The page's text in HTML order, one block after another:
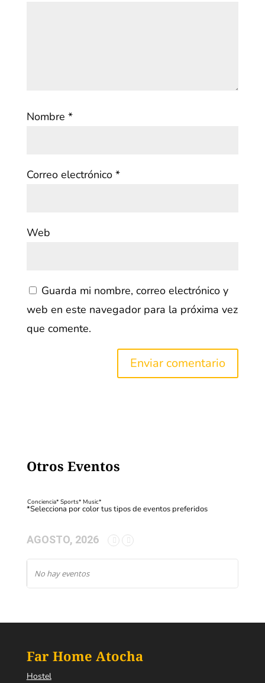
Nombre *
Correo electrónico *
Web
Guarda mi nombre, correo electrónico y
web en este navegador para la próxima vez
que comente.
Otros Eventos
Conciencia* Sports* Music*
*Selecciona por color tus tipos de eventos preferidos
AGOSTO, 2026
No hay eventos
Far Home Atocha
Hostel